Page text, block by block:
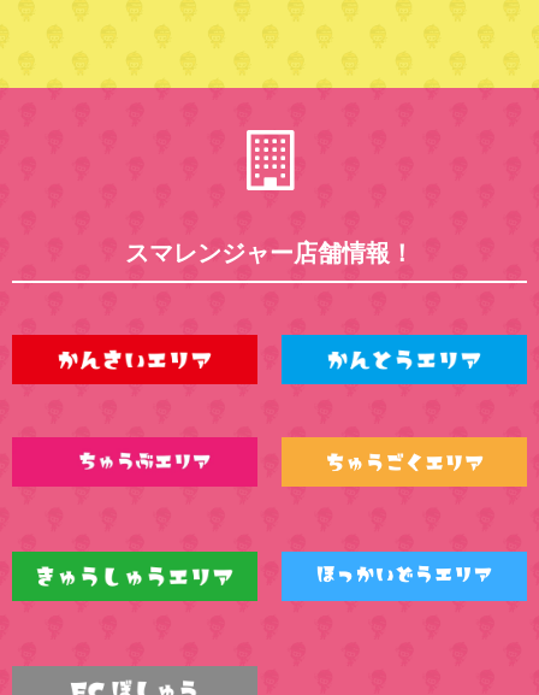
スマレンジャー店舗情報！